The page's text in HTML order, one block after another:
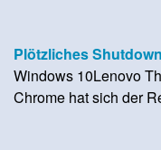
Plötzliches
Windows 10Lenovo
Chrome hat sich der